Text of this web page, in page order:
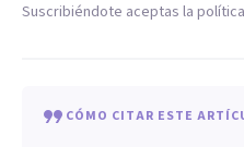
Suscribiéndote aceptas la
CÓMO CITAR ESTE